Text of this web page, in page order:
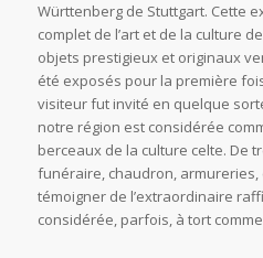
Württenberg de Stuttgart. Cette
complet de l’art et de la culture
objets prestigieux et originaux
été exposés pour la première
visiteur fut invité en quelque
notre région est considérée
berceaux de la culture celte. De
funéraire, chaudron,
témoigner de l’extraordinaire
considérée, parfois, à tort